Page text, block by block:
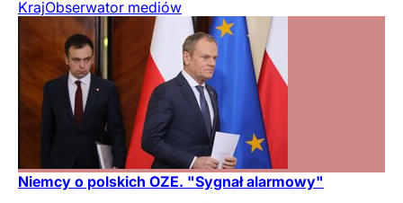
KrajObserwator mediów
Niemcy o polskich OZE. "Sygnał alarmowy"